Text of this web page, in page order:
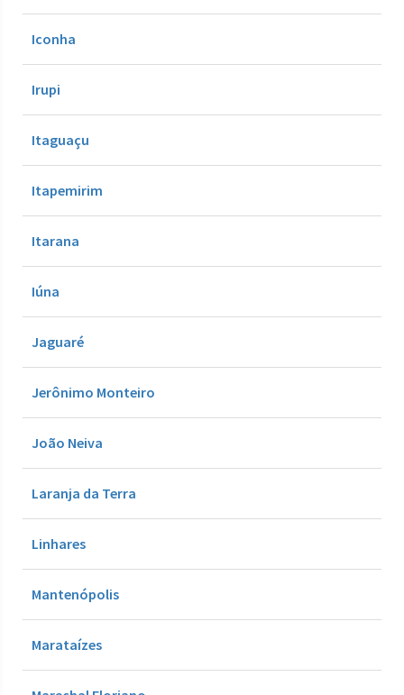
Iconha
Irupi
Itaguaçu
Itapemirim
Itarana
Iúna
Jaguaré
Jerônimo Monteiro
João Neiva
Laranja da Terra
Linhares
Mantenópolis
Marataízes